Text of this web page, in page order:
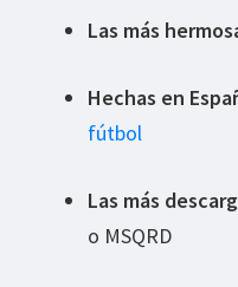
Las más
Hechas en
fútbol
Las más
o MSQRD